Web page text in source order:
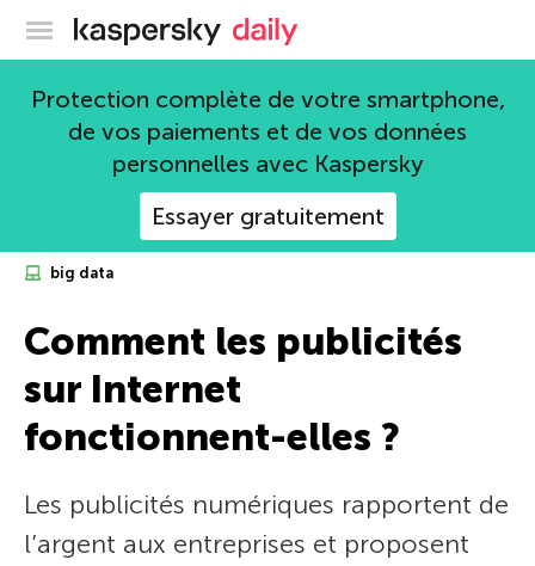
Blog officiel de Kaspersky
Protection complète de votre smartphone,
de vos paiements et de vos données
personnelles avec Kaspersky
Essayer gratuitement
big data
Comment les publicités
sur Internet
fonctionnent-elles ?
Les publicités numériques rapportent de
l’argent aux entreprises et proposent